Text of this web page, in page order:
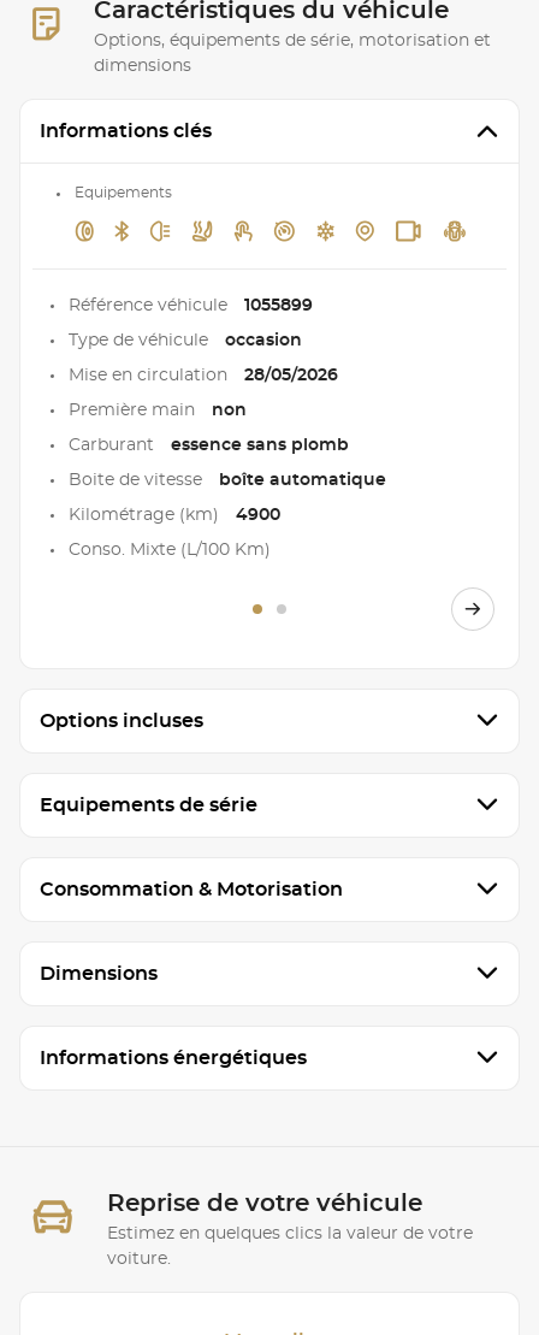
Caractéristiques du véhicule
Options, équipements de série, motorisation et
dimensions
Informations clés
Equipements
Référence véhicule 1055899
Type de véhicule occasion
Mise en circulation 28/05/2026
Première main non
Carburant essence sans plomb
Boite de vitesse boîte automatique
Kilométrage (km) 4900
Conso. Mixte (L/100 Km)
Options incluses
Equipements de série
Consommation & Motorisation
Dimensions
Informations énergétiques
Reprise de votre véhicule
Estimez en quelques clics la valeur de votre
voiture.